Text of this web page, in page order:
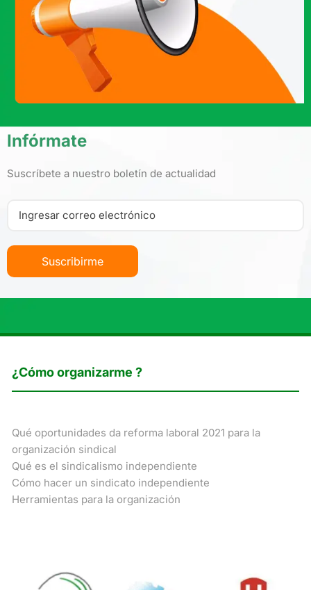
Infórmate
Suscríbete a nuestro boletín de actualidad
¿Cómo organizarme ?
Qué oportunidades da reforma laboral 2021 para la
organización sindical
Qué es el sindicalismo independiente
Cómo hacer un sindicato independiente
Herramientas para la organización